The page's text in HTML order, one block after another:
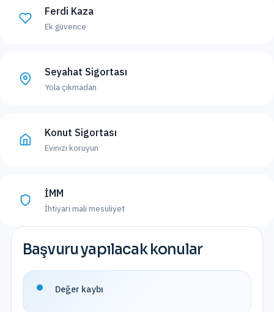
Ferdi Kaza
Ek güvence
Seyahat Sigortası
Yola çıkmadan
Konut Sigortası
Evinizi koruyun
İMM
İhtiyari mali mesuliyet
Başvuru yapılacak konular
Değer kaybı